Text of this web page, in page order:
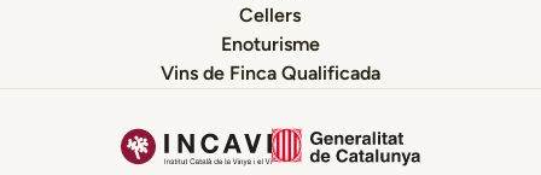
Cellers
Enoturisme
Vins de Finca Qualificada